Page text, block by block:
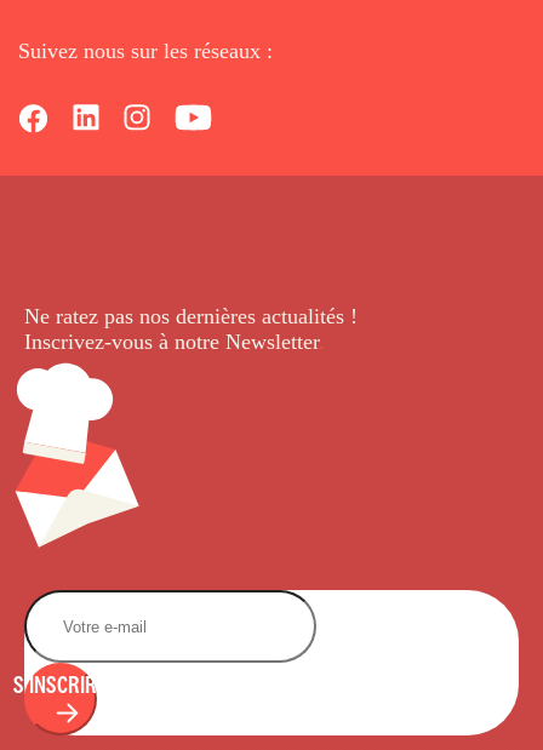
Suivez nous sur les réseaux :
Ne ratez pas nos dernières actualités !
Inscrivez-vous à notre Newsletter.
S'INSCRIRE